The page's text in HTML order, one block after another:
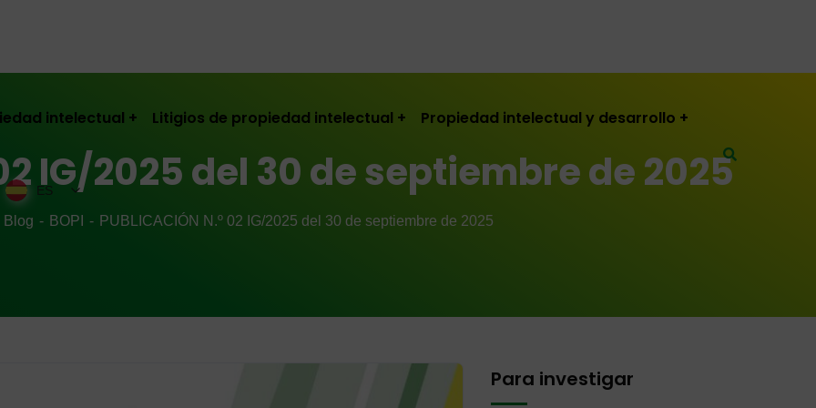
intelectual Litigios de propiedad intelectual Propiedad intelectual y desarrollo
ES
02 IG/2025 del 30 de septiembre de 2025
Blog BOPI PUBLICACIÓN N.º 02 IG/2025 del 30 de septiembre de 2025
Para investigar